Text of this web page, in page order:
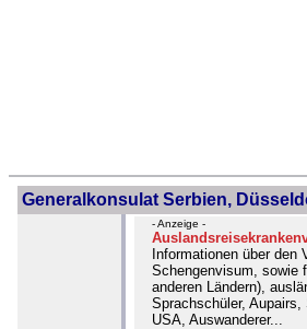
Generalkonsulat Serbien,
- Anzeige -
Informationen über den
Schengenvisum, sowie
anderen Ländern),
Sprachschüler,
USA, Auswanderer...